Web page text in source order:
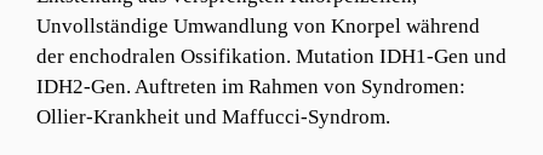
Unvollständige Umwandlung von Knorpel während
der enchodralen Ossifikation. Mutation IDH1-Gen und
IDH2-Gen. Auftreten im Rahmen von Syndromen:
Ollier-Krankheit und Maffucci-Syndrom.